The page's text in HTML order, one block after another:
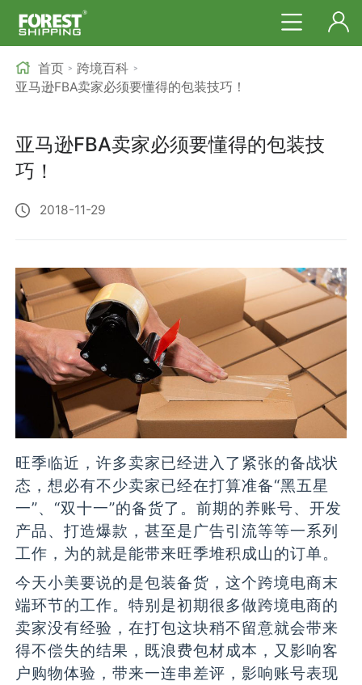
首页 > 跨境百科 >
亚马逊FBA卖家必须要懂得的包装技巧！
亚马逊FBA卖家必须要懂得的包装技
巧！
2018-11-29
旺季临近，许多卖家已经进入了紧张的备战状
态，想必有不少卖家已经在打算准备“黑五星
一”、“双十一”的备货了。前期的养账号、开发
产品、打造爆款，甚至是广告引流等等一系列
工作，为的就是能带来旺季堆积成山的订单。
今天小美要说的是包装备货，这个跨境电商末
端环节的工作。特别是初期很多做跨境电商的
卖家没有经验，在打包这块稍不留意就会带来
得不偿失的结果，既浪费包材成本，又影响客
户购物体验，带来一连串差评，影响账号表现